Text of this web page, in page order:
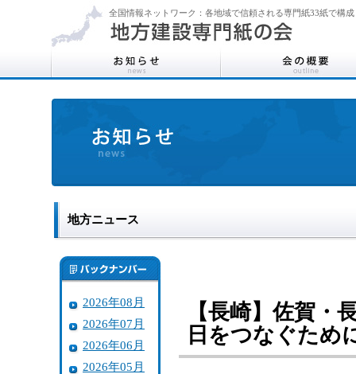
全国情報ネットワーク：各地域で信頼される専門紙33紙で構成
地方ニュース
2026年08月
2026年07月
2026年06月
2026年05月
【長崎】佐賀
日をつなぐため